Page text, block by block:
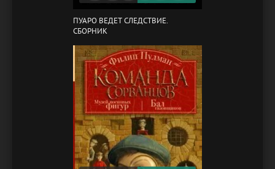
ПУАРО ВЕДЕТ СЛЕДСТВИЕ.
СБОРНИК